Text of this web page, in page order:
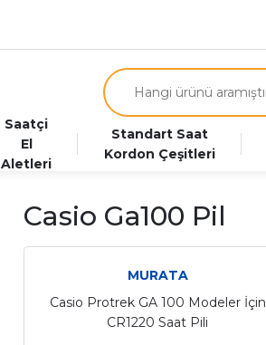
Saatçi
El
Aletleri
Standart Saat
Kordon Çeşitleri
Casio Ga100 Pil
MURATA
Casio Protrek GA 100 Modeler İçin
CR1220 Saat Pili